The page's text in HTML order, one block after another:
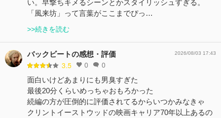
い。早撃ちキメるシーンとかスタイリッシュすぎる。
「風来坊」って言葉がここまでぴっ…
>>続きを読む
バックビートの感想・評価
3.5 0 0
2026/08/03 17:43
面白いけどあまりにも男臭すぎた
最後20分くらいめっちゃおもろかった
続編の方が圧倒的に評価されてるからいつかみなきゃ
クリントイーストウッドの映画キャリア70年以上あるの